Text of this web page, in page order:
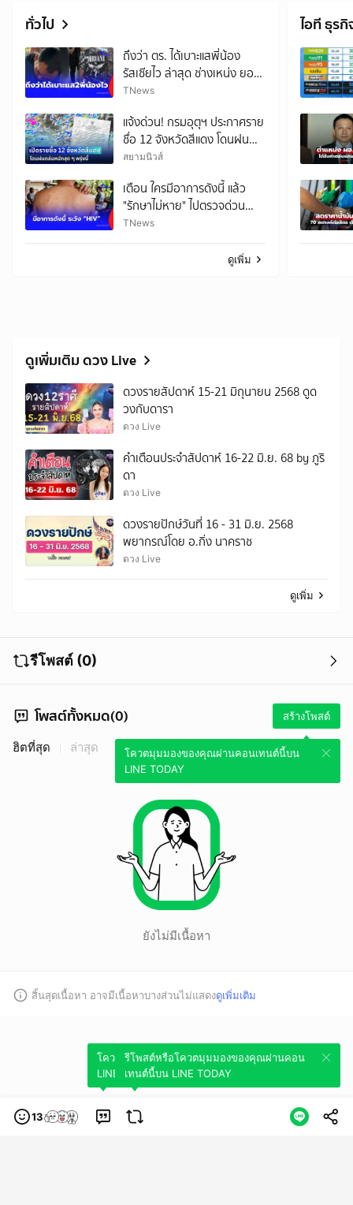
ทั่วไป
ถึงว่า ตร. ได้เบาะแสพี่น้อง
รัสเซียไว ล่าสุด ช่างเหน่ง ยอม
พูดแล้ว
TNews
แจ้งด่วน! กรมอุตุฯ ประกาศราย
ชื่อ 12 จังหวัดสีแดง โดนฝน
ถล่มหนักสุด พรุ่งนี้
สยามนิวส์
เตือน ใครมีอาการดังนี้ แล้ว
"รักษาไม่หาย" ไปตรวจด่วน
ระวัง HIV
TNews
ดูเพิ่ม
ไอที ธุรกิ
ดูเพิ่มเติม ดวง Live
ดวงรายสัปดาห์ 15-21 มิถุนายน 2568 ดูด
วงกับดารา
ดวง Live
คำเตือนประจำสัปดาห์ 16-22 มิ.ย. 68 by ภูริ
ดา
ดวง Live
ดวงรายปักษ์วันที่ 16 - 31 มิ.ย. 2568
พยากรณ์โดย อ.กิ่ง นาคราช
ดวง Live
ดูเพิ่ม
รีโพสต์ (0)
โพสต์ทั้งหมด(0) สร้างโพสต์
โควตมุมมองของคุณผ่านคอนเทนต์นี้บน
LINE TODAY
ฮิตที่สุด ล่าสุด
ยังไม่มีเนื้อหา
สิ้นสุดเนื้อหา อาจมีเนื้อหาบางส่วนไม่แสดงดูเพิ่มเติม
13
โควตมุมมองของคุณผ่านคอนเทนต์นี้บน
LINE TODAY
รีโพสต์หรือโควตมุมมองของคุณผ่านคอน
เทนต์นี้บน LINE TODAY